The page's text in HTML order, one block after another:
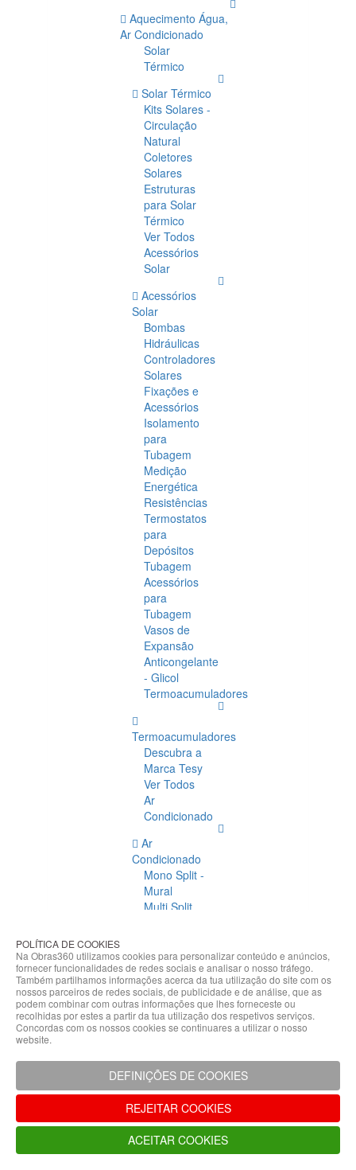
Aquecimento Água,
Ar Condicionado
Solar
Térmico
Solar Térmico
Kits Solares -
Circulação
Natural
Coletores
Solares
Estruturas
para Solar
Térmico
Ver Todos
Acessórios
Solar
Acessórios
Solar
Bombas
Hidráulicas
Controladores
Solares
Fixações e
Acessórios
Isolamento
para
Tubagem
Medição
Energética
Resistências
Termostatos
para
Depósitos
Tubagem
Acessórios
para
Tubagem
Vasos de
Expansão
Anticongelante
- Glicol
Termoacumuladores
Termoacumuladores
Descubra a
Marca Tesy
Ver Todos
Ar
Condicionado
Ar
Condicionado
Mono Split -
Mural
Multi Split
Condicionado
Acessórios
Climatização
Acessórios
Climatização
Hidráulicas
Controladores
Fixações e
Acessórios
Isolamento
para
Tubagem
POLÍTICA DE COOKIES
Na Obras360 utilizamos cookies para personalizar conteúdo e anúncios,
fornecer funcionalidades de redes sociais e analisar o nosso tráfego.
Também partilhamos informações acerca da tua utilização do site com os
nossos parceiros de redes sociais, de publicidade e de análise, que as
podem combinar com outras informações que lhes forneceste ou
recolhidas por estes a partir da tua utilização dos respetivos serviços.
Concordas com os nossos cookies se continuares a utilizar o nosso
website.
DEFINIÇÕES DE COOKIES
REJEITAR COOKIES
ACEITAR COOKIES